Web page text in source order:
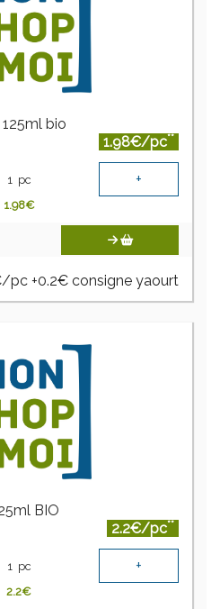
bio
1.98€/pc**
1 pc +
1.98€
pc +0.2€ consigne yaourt
BIO
2.2€/pc**
1 pc +
2.2€